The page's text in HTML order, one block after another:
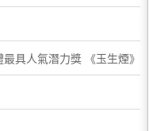
具人氣潛力獎 《玉生煙》